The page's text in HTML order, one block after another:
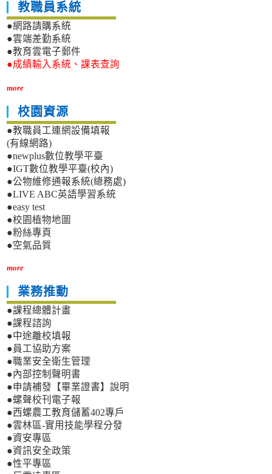
教職員系統
●網路請購系統
●雲端差勤系統
●教育雲電子郵件
●成績輸入系統、課表查詢
more
校園資源
●教職員工連網設備填報
(有線網路)
●newplus數位教學平臺
●IGT數位教學平臺(校內)
●公物維修通報系統(總務處)
●LIVE ABC英語學習系統
●easy test
●校園植物地圖
●粉絲專頁
●空氣品質
more
業務推動
●課程總體計畫
●課程諮詢
●中途離校填報
●員工協助方案
●職業安全衛生管理
●內部控制聲明書
●申請補發【畢業證書】說明
●螺聲校刊電子報
●西螺農工教育儲蓄402專戶
●雲林區-實用技能學程分發
●資安專區
●資訊安全政策
●性平專區